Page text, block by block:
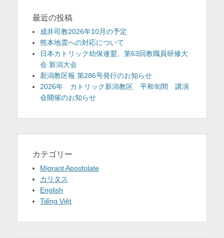
最近の投稿
成井司教2026年10月の予定
熊本地震への対応について
日本カトリック幼保連盟、第63回教職員研修大
会 新潟大会
新潟教区報 第286号発行のお知らせ
2026年 カトリック新潟教区 平和旬間 講演
会開催のお知らせ
カテゴリー
Migrant Apostolate
カリタス
English
Tiếng Việt